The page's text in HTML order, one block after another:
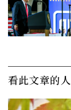
看此文章的